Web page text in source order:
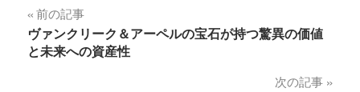
投
稿
前の記事
ヴァンクリーク＆アーペルの宝石が持つ驚異の価値
と未来への資産性
次の記事